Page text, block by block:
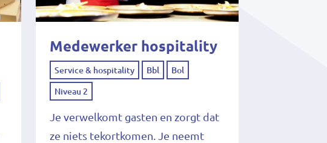
Medewerker hospitality
Service & hospitality Bbl Bol
Niveau 2
Je verwelkomt gasten en zorgt dat
ze niets tekortkomen. Je neemt